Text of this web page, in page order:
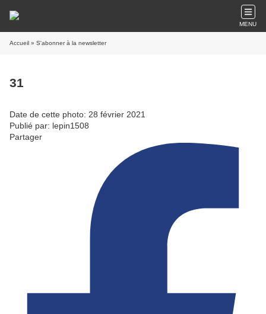
MENU
Accueil » S'abonner à la newsletter
31
Date de cette photo: 28 février 2021
Publié par: lepin1508
Partager